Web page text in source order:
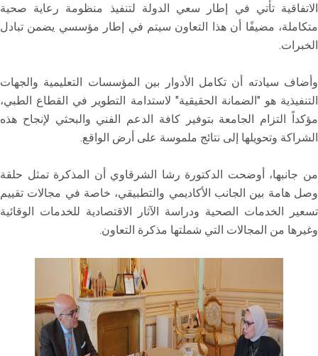
الاتفاقية تأتي في إطار سعي الدولة لتنفيذ منظومة رعاية صحية
متكاملة، مضيفًا أن هذا التعاون سيتم في إطار مؤسسي يضمن تبادل
الخبرات.
وأضاف سيادته أن تكامل الأدوار بين المؤسسات التعليمية والجهات
التنفيذية هو "الضمانة الحقيقية" لاستدامة التطوير في القطاع الطبي،
مؤكداً التزام الجامعة بتوفير كافة الدعم الفني والبحثي لإنجاح هذه
الشراكة وتحويلها إلى نتائج ملموسة على أرض الواقع.
من جانبها، أوضحت الدكتورة رشا الشرقاوي أن المذكرة تمثل حلقة
وصل هامة بين الجانب الأكاديمي والتطبيقي، خاصة في مجالات تقييم
تسعير الخدمات الصحية ودراسة الآثار الاقتصادية للخدمات الوقائية
وغيرها من المجالات التي شملتها مذكرة التعاون.